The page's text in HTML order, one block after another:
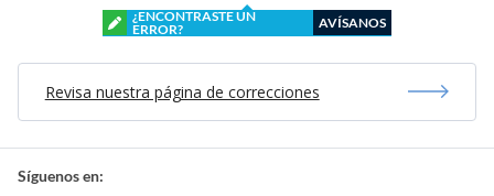
¿ENCONTRASTE UN
ERROR?
AVÍSANOS
Revisa nuestra página de correcciones
Síguenos en: